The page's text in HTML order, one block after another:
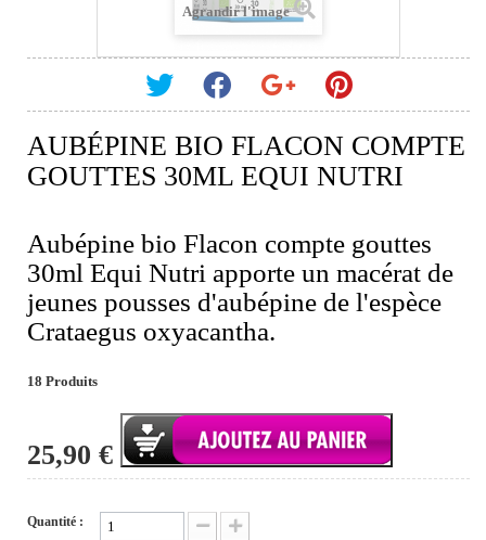
Agrandir l'image
AUBÉPINE BIO FLACON COMPTE
GOUTTES 30ML EQUI NUTRI
Aubépine bio Flacon compte gouttes
30ml Equi Nutri apporte un macérat de
jeunes pousses d'aubépine de l'espèce
Crataegus oxyacantha.
18 Produits
25,90 €
Quantité :